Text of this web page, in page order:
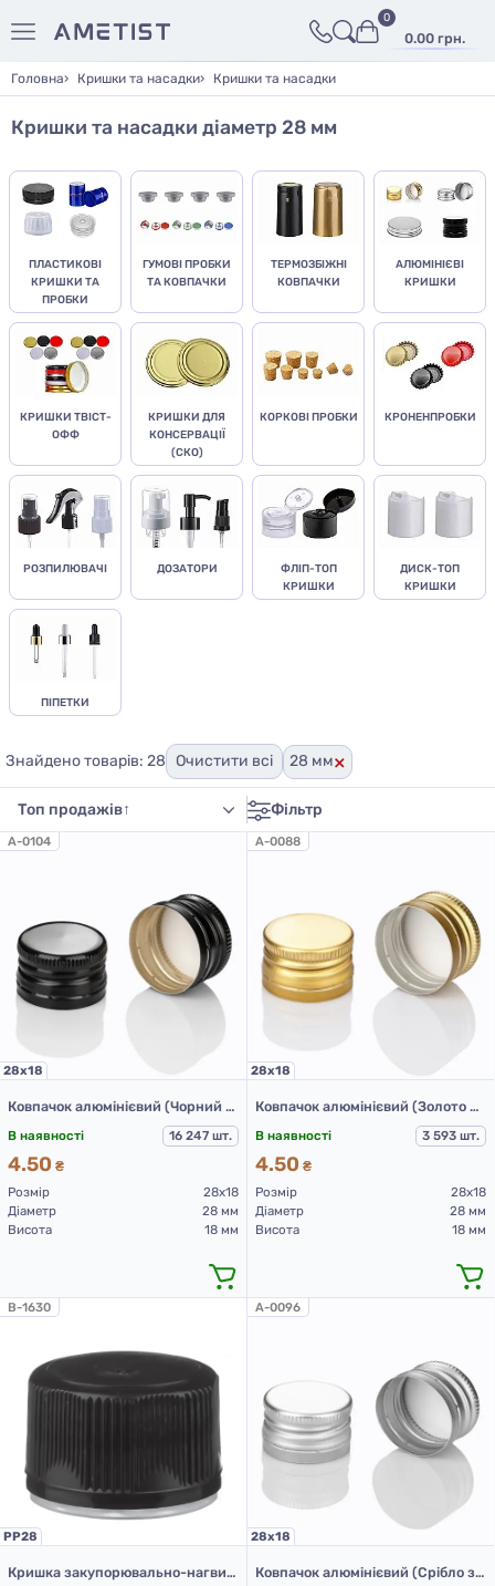
0.00 грн.
0
Головна Кришки та насадки Кришки та насадки
Кришки та насадки діаметр 28 мм
ПЛАСТИКОВІ
КРИШКИ ТА
ПРОБКИ
ГУМОВІ ПРОБКИ
ТА КОВПАЧКИ
ТЕРМОЗБІЖНІ
КОВПАЧКИ
АЛЮМІНІЄВІ
КРИШКИ
КРИШКИ ТВІСТ-
ОФФ
КРИШКИ ДЛЯ
КОНСЕРВАЦІЇ
(СКО)
КОРКОВІ ПРОБКИ КРОНЕНПРОБКИ
РОЗПИЛЮВАЧІ ДОЗАТОРИ
ФЛІП-ТОП
КРИШКИ
ДИСК-ТОП
КРИШКИ
ПІПЕТКИ
Знайдено товарів: 28 Очистити всі 28 мм×
Фільтр
A-0104
28х18
Ковпачок алюмінієвий (Чорний з різьбою 28х18 мм)
В наявності 16 247 шт.
4.50 ₴
Розмір
28х18
Діаметр
28 мм
Висота
18 мм
A-0088
28х18
Ковпачок алюмінієвий (Золото з різьбою 28х18 мм)
В наявності 3 593 шт.
4.50 ₴
Розмір
28х18
Діаметр
28 мм
Висота
18 мм
B-1630
PP28
Кришка закупорювально-нагвинчувальна з контролем першого відкриття тип 1.4Д (Б) 01 Чорна
A-0096
28х18
Ковпачок алюмінієвий (Срібло з різьбою 28х18 мм)